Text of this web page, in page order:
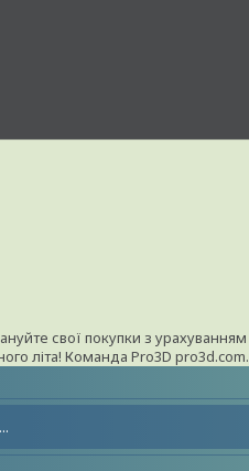
свої покупки з
літа! Команда Pro3D